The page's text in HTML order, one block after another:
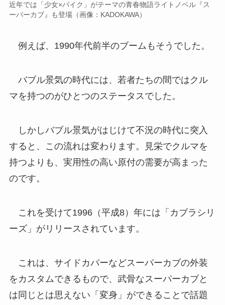
近年では「少女×バイク」がテーマの青春物語ライトノベル『ス
ーパーカブ』も登場（画像：KADOKAWA）
例えば、1990年代前半のブームもそうでした。
バブル景気の時代には、若者たちの間ではクル
マを持つのがひとつのステータスでした。
しかしバブル景気がはじけて不況の時代に突入
すると、この流れは変わります。見栄でクルマを
持つよりも、実用性の高い原付の需要が高まった
のです。
これを受けて1996（平成8）年には「カブラシリ
ーズ」がリリースされています。
これは、サイドカバーなどスーパーカブの外装
をカスタムできるもので、武骨なスーパーカブと
は同じとは思えない「変身」ができることで話題